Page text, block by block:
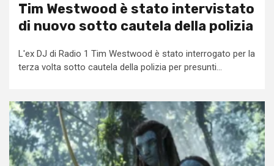
Tim Westwood è stato intervistato
di nuovo sotto cautela della polizia
L'ex DJ di Radio 1 Tim Westwood è stato interrogato per la
terza volta sotto cautela della polizia per presunti...